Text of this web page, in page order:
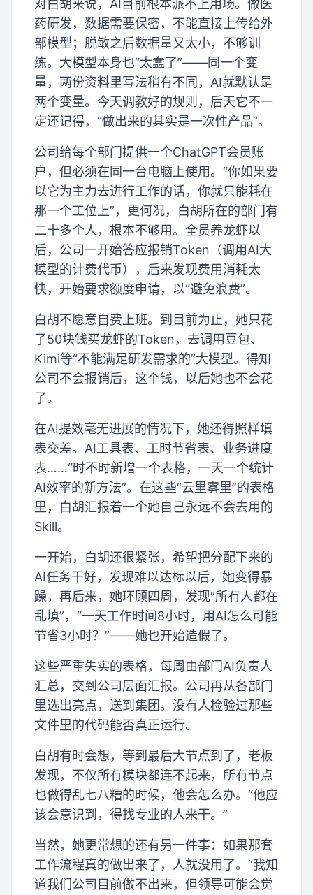
对白胡来说，AI目前根本派不上用场。做医
药研发，数据需要保密，不能直接上传给外
部模型；脱敏之后数据量又太小，不够训
练。大模型本身也“太蠢了”——同一个变
量，两份资料里写法稍有不同，AI就默认是
两个变量。今天调教好的规则，后天它不一
定还记得，“做出来的其实是一次性产品”。
公司给每个部门提供一个ChatGPT会员账
户，但必须在同一台电脑上使用。“你如果要
以它为主力去进行工作的话，你就只能耗在
那一个工位上”，更何况，白胡所在的部门有
二十多个人，根本不够用。全员养龙虾以
后，公司一开始答应报销Token（调用AI大
模型的计费代币），后来发现费用消耗太
快，开始要求额度申请，以“避免浪费”。
白胡不愿意自费上班。到目前为止，她只花
了50块钱买龙虾的Token，去调用豆包、
Kimi等“不能满足研发需求的”大模型。得知
公司不会报销后，这个钱，以后她也不会花
了。
在AI提效毫无进展的情况下，她还得照样填
表交差。AI工具表、工时节省表、业务进度
表……“时不时新增一个表格，一天一个统计
AI效率的新方法”。在这些“云里雾里”的表格
里，白胡汇报着一个她自己永远不会去用的
Skill。
一开始，白胡还很紧张，希望把分配下来的
AI任务干好，发现难以达标以后，她变得暴
躁，再后来，她环顾四周，发现“所有人都在
乱填”，“一天工作时间8小时，用AI怎么可能
节省3小时？”——她也开始造假了。
这些严重失实的表格，每周由部门AI负责人
汇总，交到公司层面汇报。公司再从各部门
里选出亮点，送到集团。没有人检验过那些
文件里的代码能否真正运行。
白胡有时会想，等到最后大节点到了，老板
发现，不仅所有模块都连不起来，所有节点
也做得乱七八糟的时候，他会怎么办。“他应
该会意识到，得找专业的人来干。”
当然，她更常想的还有另一件事：如果那套
工作流程真的做出来了，人就没用了。“我知
道我们公司目前做不出来，但领导可能会觉